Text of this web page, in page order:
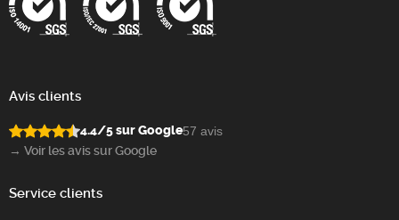
Avis clients
4.4/5 sur Google57 avis
→ Voir les avis sur Google
Service clients